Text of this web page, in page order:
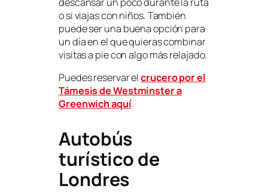
o si viajas con niños. También
puede ser una buena opción para
un día en el que quieras combinar
visitas a pie con algo más relajado.
Puedes reservar elcrucero por el
Támesis de Westminster a
Greenwich aquí.
Autobús
turístico de
Londres